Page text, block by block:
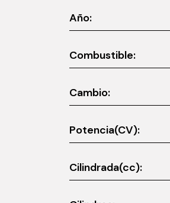
Año:
Combustible:
Cambio:
Potencia(CV):
Cilindrada(cc):